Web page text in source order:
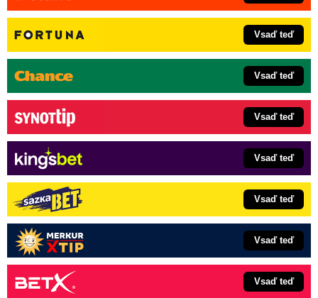
Vsaď teď
Vsaď teď
Vsaď teď
Vsaď teď
Vsaď teď
Vsaď teď
Vsaď teď